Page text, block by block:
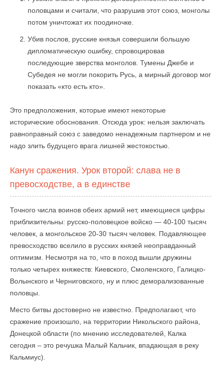
половцами и считали, что разрушив этот союз, монголы
потом уничтожат их поодиночке.
Убив послов, русские князья совершили большую
дипломатическую ошибку, спровоцировав
последующие зверства монголов. Тумены Джебе и
Субедея не могли покорить Русь, а мирный договор мог
показать «кто есть кто».
Это предположения, которые имеют некоторые
исторические обоснования. Отсюда урок: нельзя заключать
равноправный союз с заведомо ненадежным партнером и не
надо злить будущего врага лишней жестокостью.
Канун сражения. Урок второй: слава не в
превосходстве, а в единстве
Точного числа воинов обеих армий нет, имеющиеся цифры
приблизительны: русско-половецкое войско — 40-100 тысяч
человек, а монгольское 20-30 тысяч человек. Подавляющее
превосходство вселило в русских князей неоправданный
оптимизм. Несмотря на то, что в поход вышли дружины
только четырех княжеств: Киевского, Смоленского, Галицко-
Волынского и Черниговского, ну и плюс деморализованные
половцы.
Место битвы достоверно не известно. Предполагают, что
сражение произошло, на территории Никольского района,
Донецкой области (по мнению исследователей, Калка
сегодня – это речушка Малый Кальчик, впадающая в реку
Кальмиус).